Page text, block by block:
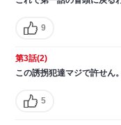
9
第3話(2)
この誘拐犯達マジで許せん
5